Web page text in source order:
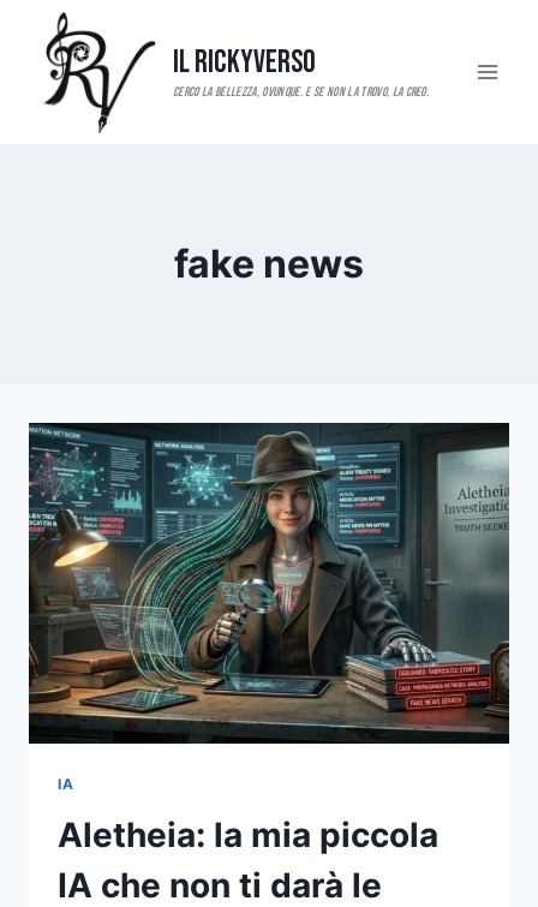
contenuto
Il RickyVerso
fake news
IA
Aletheia: la mia piccola
IA che non ti darà le